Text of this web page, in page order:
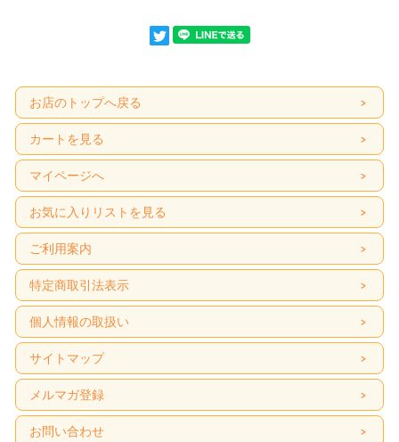
お店のトップへ戻る
カートを見る
マイページへ
お気に入りリストを見る
ご利用案内
特定商取引法表示
個人情報の取扱い
サイトマップ
メルマガ登録
お問い合わせ